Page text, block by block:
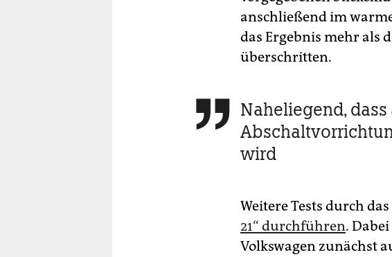
anschließend im
das Ergebnis mehr als
überschritten.
 Naheliegend,
wird
Weitere Tests durch
21“ durchführen.
Volkswagen zunächst